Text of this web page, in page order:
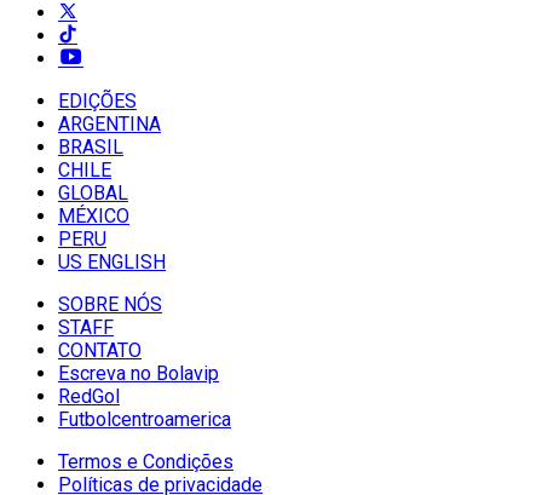
EDIÇÕES
ARGENTINA
BRASIL
CHILE
GLOBAL
MÉXICO
PERU
US ENGLISH
SOBRE NÓS
STAFF
CONTATO
Escreva no Bolavip
RedGol
Futbolcentroamerica
Termos e Condições
Políticas de privacidade